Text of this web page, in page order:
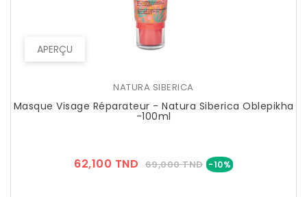
APERÇU
NATURA SIBERICA
Masque Visage Réparateur - Natura Siberica Oblepikha
-100ml
62,100 TND Prix
69,000 TND -10%Prix